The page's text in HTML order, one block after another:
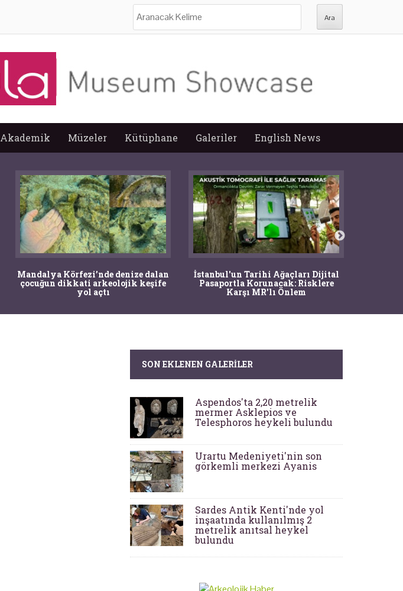
Akademik Müzeler Kütüphane Galeriler English News
Mandalya Körfezi’nde denize dalan
çocuğun dikkati arkeolojik keşife
yol açtı
İstanbul'un Tarihi Ağaçları Dijital
Pasaportla Korunacak: Risklere
Karşı MR'lı Önlem
SON EKLENEN GALERILER
Aspendos'ta 2,20 metrelik
mermer Asklepios ve
Telesphoros heykeli bulundu
Urartu Medeniyeti'nin son
görkemli merkezi Ayanis
Sardes Antik Kenti'nde yol
inşaatında kullanılmış 2
metrelik anıtsal heykel
bulundu